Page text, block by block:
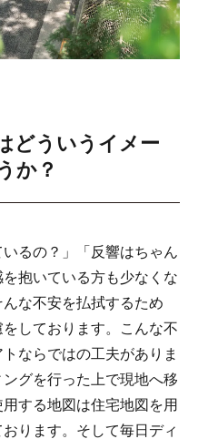
どういうイメー
か？
いるの？」「反響はちゃん
抱いている方も少なくな
な不安を払拭するため
しております。こんな不
ならではの工夫がありま
グを行った上で現地へ移
する地図は住宅地図を用
ります。そして毎日ディ